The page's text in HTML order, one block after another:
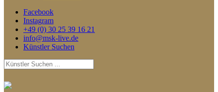
Facebook
Instagram
+49 (0) 30 25 39 16 21
info@msk-live.de
Künstler Suchen